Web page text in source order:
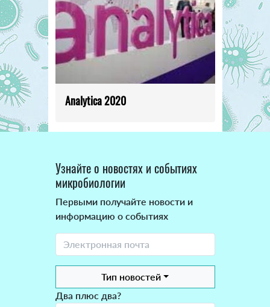
Analytica 2020
Узнайте о новостях и событиях
микробиологии
Первыми получайте новости и
информацию о событиях
Тип новостей
Два плюс два?